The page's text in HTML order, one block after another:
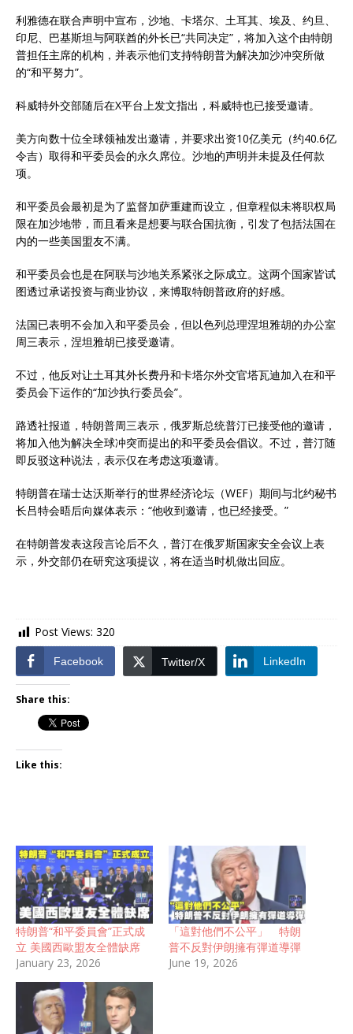
利雅德在联合声明中宣布，沙地、卡塔尔、土耳其、埃及、约旦、
印尼、巴基斯坦与阿联酋的外长已“共同决定”，将加入这个由特朗
普担任主席的机构，并表示他们支持特朗普为解决加沙冲突所做
的“和平努力”。
科威特外交部随后在X平台上发文指出，科威特也已接受邀请。
美方向数十位全球领袖发出邀请，并要求出资10亿美元（约40.6亿
令吉）取得和平委员会的永久席位。沙地的声明并未提及任何款
项。
和平委员会最初是为了监督加萨重建而设立，但章程似未将职权局
限在加沙地带，而且看来是想要与联合国抗衡，引发了包括法国在
内的一些美国盟友不满。
和平委员会也是在阿联与沙地关系紧张之际成立。这两个国家皆试
图透过承诺投资与商业协议，来博取特朗普政府的好感。
法国已表明不会加入和平委员会，但以色列总理涅坦雅胡的办公室
周三表示，涅坦雅胡已接受邀请。
不过，他反对让土耳其外长费丹和卡塔尔外交官塔瓦迪加入在和平
委员会下运作的“加沙执行委员会”。
路透社报道，特朗普周三表示，俄罗斯总统普汀已接受他的邀请，
将加入他为解决全球冲突而提出的和平委员会倡议。不过，普汀随
即反驳这种说法，表示仅在考虑这项邀请。
特朗普在瑞士达沃斯举行的世界经济论坛（WEF）期间与北约秘书
长吕特会晤后向媒体表示：“他收到邀请，也已经接受。”
在特朗普发表这段言论后不久，普汀在俄罗斯国家安全会议上表
示，外交部仍在研究这项提议，将在适当时机做出回应。
Post Views: 320
Facebook Twitter/X LinkedIn
Share this:
Like this:
特朗普“和平委員會”正式成
立 美國西歐盟友全體缺席
January 23, 2026
「這對他們不公平」 特朗
普不反對伊朗擁有彈道導彈
June 19, 2026